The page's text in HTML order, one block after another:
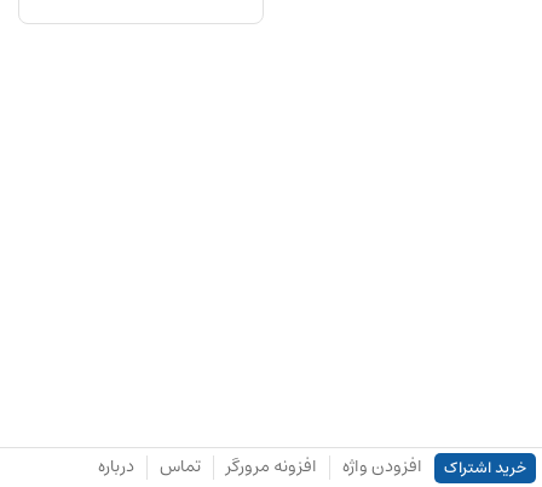
خرید اشتراک افزودن واژه افزونه مرورگر تماس درباره